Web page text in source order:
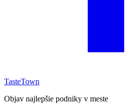
TasteTown
Objav najlepšie podniky v meste